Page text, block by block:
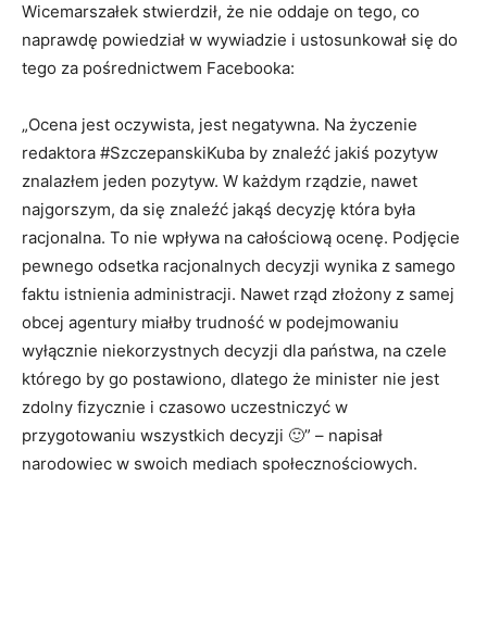
Wicemarszałek stwierdził, że nie oddaje on tego, co
naprawdę powiedział w wywiadzie i ustosunkował się do
tego za pośrednictwem Facebooka:
„Ocena jest oczywista, jest negatywna. Na życzenie
redaktora #SzczepanskiKuba by znaleźć jakiś pozytyw
znalazłem jeden pozytyw. W każdym rządzie, nawet
najgorszym, da się znaleźć jakąś decyzję która była
racjonalna. To nie wpływa na całościową ocenę. Podjęcie
pewnego odsetka racjonalnych decyzji wynika z samego
faktu istnienia administracji. Nawet rząd złożony z samej
obcej agentury miałby trudność w podejmowaniu
wyłącznie niekorzystnych decyzji dla państwa, na czele
którego by go postawiono, dlatego że minister nie jest
zdolny fizycznie i czasowo uczestniczyć w
przygotowaniu wszystkich decyzji 🙂” – napisał
narodowiec w swoich mediach społecznościowych.